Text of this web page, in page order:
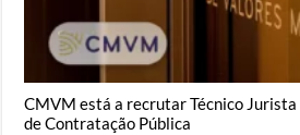
CMVM está a recrutar Técnico
de Contratação Pública